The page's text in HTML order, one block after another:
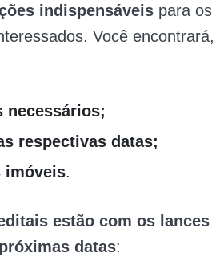
indispensáveis para os
Você encontrará,
necessários;
respectivas datas;
imóveis.
estão com os lances
datas: